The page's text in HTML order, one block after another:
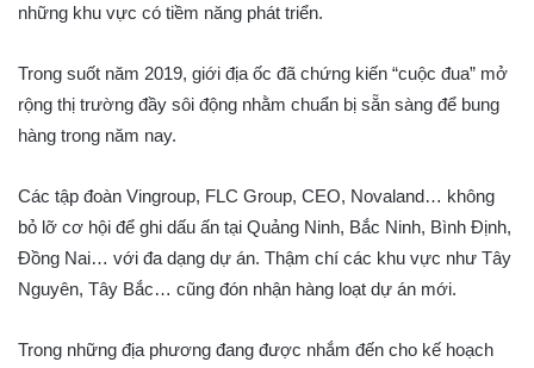
những khu vực có tiềm năng phát triển.
Trong suốt năm 2019, giới địa ốc đã chứng kiến “cuộc đua” mở
rộng thị trường đầy sôi động nhằm chuẩn bị sẵn sàng để bung
hàng trong năm nay.
Các tập đoàn Vingroup, FLC Group, CEO, Novaland… không
bỏ lỡ cơ hội để ghi dấu ấn tại Quảng Ninh, Bắc Ninh, Bình Định,
Đồng Nai… với đa dạng dự án. Thậm chí các khu vực như Tây
Nguyên, Tây Bắc… cũng đón nhận hàng loạt dự án mới.
Trong những địa phương đang được nhắm đến cho kế hoạch